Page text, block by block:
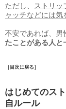
ただし、 ストリッ
ャッチなどには気
不安であれば、男
たことがある人
［目次に戻る］
はじめてのス
自ルール